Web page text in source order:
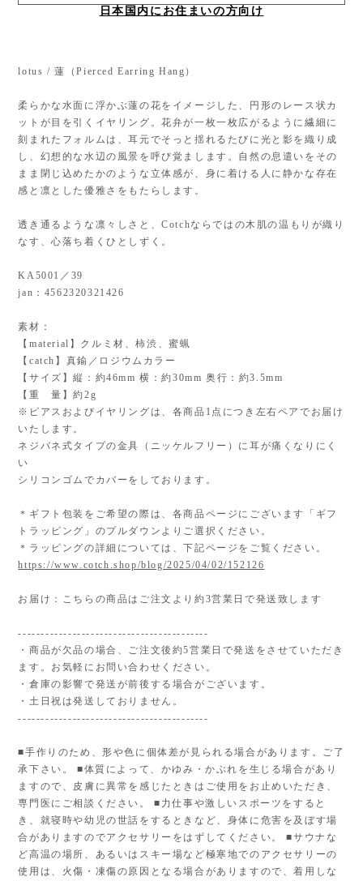
日本国内にお住まいの方向け
lotus / 蓮（Pierced Earring Hang）
柔らかな水面に浮かぶ蓮の花をイメージした、円形のレース状カ
ットが目を引くイヤリング。花弁が一枚一枚広がるように繊細に
刻まれたフォルムは、耳元でそっと揺れるたびに光と影を織り成
し、幻想的な水辺の風景を呼び覚まします。自然の息遣いをその
まま閉じ込めたかのような立体感が、身に着ける人に静かな存在
感と凛とした優雅さをもたらします。
透き通るような凛々しさと、Cotchならではの木肌の温もりが織り
なす、心落ち着くひとしずく。
KA5001／39
jan：4562320321426
素材：
【material】クルミ材、柿渋、蜜蝋
【catch】真鍮／ロジウムカラー
【サイズ】縦：約46mm 横：約30mm 奥行：約3.5mm
【重 量】約2g
※ピアスおよびイヤリングは、各商品1点につき左右ペアでお届け
いたします。
ネジバネ式タイプの金具（ニッケルフリー）に耳が痛くなりにく
い
シリコンゴムでカバーをしております。
＊ギフト包装をご希望の際は、各商品ページにございます「ギフ
トラッピング」のプルダウンよりご選択ください。
＊ラッピングの詳細については、下記ページをご覧ください。
https://www.cotch.shop/blog/2025/04/02/152126
お届け：こちらの商品はご注文より約3営業日で発送致します
------------------------------------------
・商品が欠品の場合、ご注文後約5営業日で発送をさせていただき
ます。お気軽にお問い合わせください。
・倉庫の影響で発送が前後する場合がございます。
・土日祝は発送しておりません。
------------------------------------------
■手作りのため、形や色に個体差が見られる場合があります。ご了
承下さい。 ■体質によって、かゆみ・かぶれを生じる場合があり
ますので、皮膚に異常を感じたときはご使用をお止めいただき、
専門医にご相談ください。 ■力仕事や激しいスポーツをすると
き、就寝時や幼児の世話をするときなど、身体に危害を及ぼす場
合がありますのでアクセサリーをはずしてください。 ■サウナな
ど高温の場所、あるいはスキー場など極寒地でのアクセサリーの
使用は、火傷・凍傷の原因となる場合がありますので、着用しな